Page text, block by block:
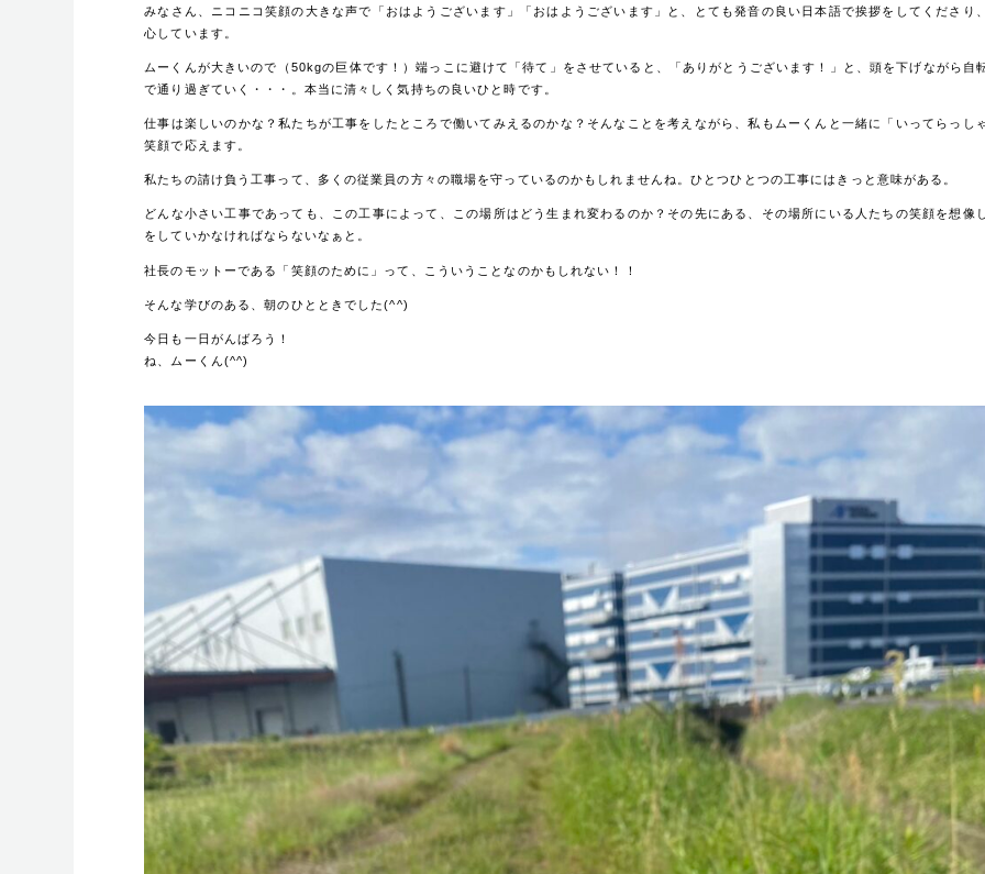
ホーム
お客様に選ばれる理
ご依頼の流れ
みなさん、ニコニコ笑顔の大きな声で「おはようございます」「おはようございます」と、とても発音の良い日本語で挨拶をしてくださり
心しています。
ムーくんが大きいので（50kgの巨体です！）端っこに避けて「待て」をさせていると、「ありがとうございます！」と、頭を下げながら自
で通り過ぎていく・・・。本当に清々しく気持ちの良いひと時です。
仕事は楽しいのかな？私たちが工事をしたところで働いてみえるのかな？そんなことを考えながら、私もムーくんと一緒に「いってらっし
笑顔で応えます。
私たちの請け負う工事って、多くの従業員の方々の職場を守っているのかもしれませんね。ひとつひとつの工事にはきっと意味がある。
どんな小さい工事であっても、この工事によって、この場所はどう生まれ変わるのか？その先にある、その場所にいる人たちの笑顔を想像
をしていかなければならないなぁと。
社長のモットーである「笑顔のために」って、こういうことなのかもしれない！！
そんな学びのある、朝のひとときでした(^^)
今日も一日がんばろう！
ね、ムーくん(^^)